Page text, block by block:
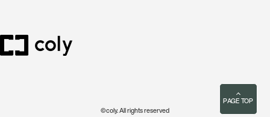
PAGE TOP
©coly. All rights reserved